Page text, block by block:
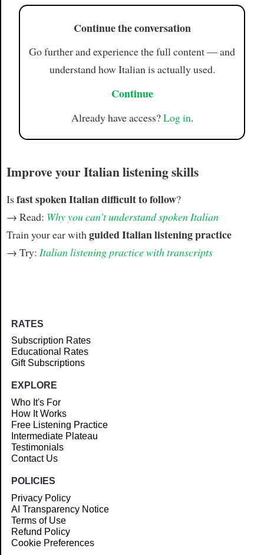
Continue the conversation
Go further and experience the full content — and
understand how Italian is actually used.
Continue
Already have access?Log in.
Improve your Italian listening skills
Isfast spoken Italian difficult to follow?
→ Read: Why you can't understand spoken Italian
Train your ear withguided Italian listening practice
→ Try: Italian listening practice with transcripts
RATES
Subscription Rates
Educational Rates
Gift Subscriptions
EXPLORE
Who It's For
How It Works
Free Listening Practice
Intermediate Plateau
Testimonials
Contact Us
POLICIES
Privacy Policy
AI Transparency Notice
Terms of Use
Refund Policy
Cookie Preferences